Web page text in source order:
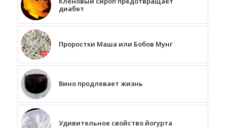
диабет
Проростки Маша или Бобов Мунг
Вино продлевает жизнь
Удивительное свойство йогурта